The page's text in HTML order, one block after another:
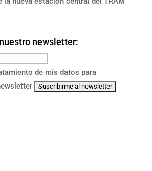
newsletter:
de mis datos para